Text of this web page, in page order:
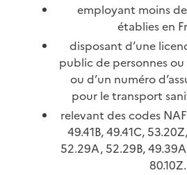
employant moins
établies en
disposant d’une
public de personnes
ou d’un numéro
pour le transport
relevant des codes
49.41B, 49.41C,
52.29A, 52.29B,
80.10Z.